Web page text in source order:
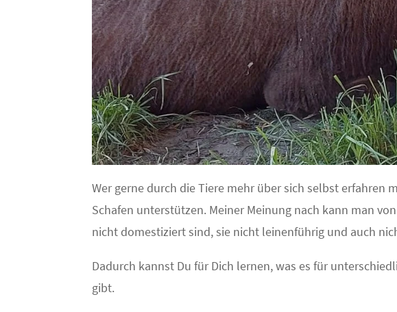
Wer gerne durch die Tiere mehr über sich selbst erfahren
Schafen unterstützen. Meiner Meinung nach kann man
nicht domestiziert sind, sie nicht leinenführig und auch
Dadurch kannst Du für Dich lernen, was es für
gibt.